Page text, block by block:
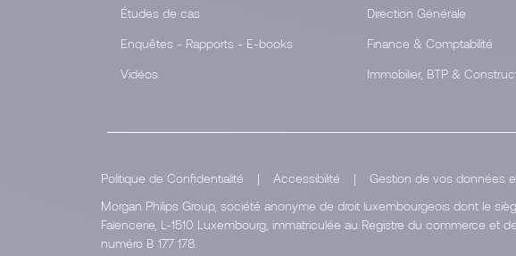
Études de cas
Enquêtes - Rapports - E-books
Vidéos
Direction Générale
Finance & Comptabilité
Immobilier, BTP &
Politique de Confidentialité | Accessibilité | Gestion de vos données
Morgan Philips Group, société anonyme de droit luxembourgeois dont le
Faïencerie, L-1510 Luxembourg, immatriculée au Registre du commerce et
numéro B 177 178.